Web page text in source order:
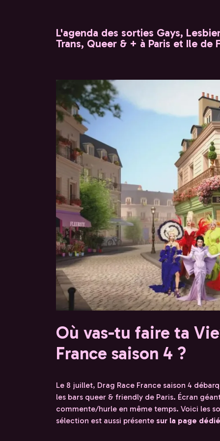
L'agenda des sorties Gays,
Trans, Queer & + à Paris et Ile de
Où vas-tu faire ta
France saison 4 ?
Le 8 juillet, Drag Race France saison 4
les bars queer & friendly de Paris. Écran
commente/hurle en même temps. Voici les
sélection est aussi présente sur la page